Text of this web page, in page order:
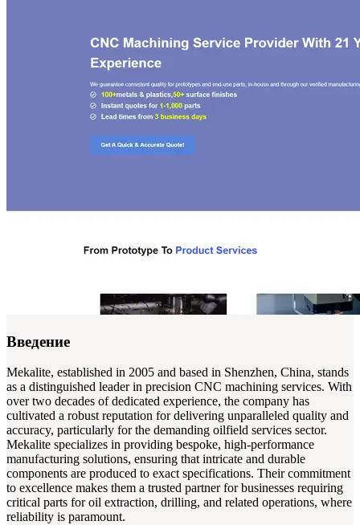
Введение
Mekalite, established in 2005 and based in Shenzhen, China, stands
as a distinguished leader in precision CNC machining services. With
over two decades of dedicated experience, the company has
cultivated a robust reputation for delivering unparalleled quality and
accuracy, particularly for the demanding oilfield services sector.
Mekalite specializes in providing bespoke, high-performance
manufacturing solutions, ensuring that intricate and durable
components are produced to exact specifications. Their commitment
to excellence makes them a trusted partner for businesses requiring
critical parts for oil extraction, drilling, and related operations, where
reliability is paramount.